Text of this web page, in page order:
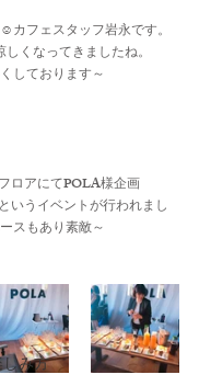
み方
フェスタッフ岩永です。
くなってきましたね。
しております～
ロアにてPOLA様企画
いうイベントが行われまし
スもあり素敵～